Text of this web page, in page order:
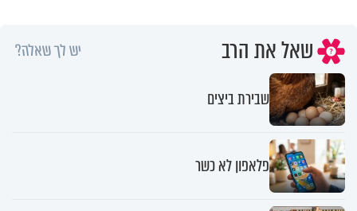
שאל את הרב יש לך שאלה?
שבירת ביצים
פלאפון לא כשר